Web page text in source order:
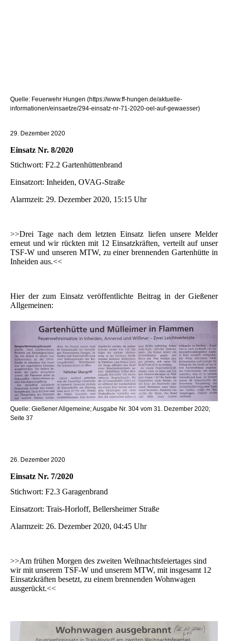
Quelle: Feuerwehr Hungen (https://www.ff-hungen.de/aktuelle-
informationen/einsaetze/294-einsatz-nr-71-2020-oel-auf-gewaesser)
29. Dezember 2020
Einsatz Nr. 8/2020
Stichwort: F2.2 Gartenhüttenbrand
Einsatzort: Inheiden, OVAG-Straße
Alarmzeit: 29. Dezember 2020, 15:15 Uhr
>>Drei Tage nach dem letzten Einsatz liefen unsere Melder
erneut und wir rückten mit 12 Einsatzkräften, verteilt auf unser
TSF-W und unseren MTW, zu einer brennenden Gartenhütte in
Inheiden aus.<<
Hier der zum Einsatz veröffentlichte Beitrag in der Gießener
Allgemeinen:
Quelle: Gießener Allgemeine; Ausgabe Nr. 304 vom 31. Dezember 2020;
Seite 37
26. Dezember 2020
Einsatz Nr. 7/2020
Stichwort: F2.3 Garagenbrand
Einsatzort: Trais-Horloff, Bellersheimer Straße
Alarmzeit: 26. Dezember 2020, 04:45 Uhr
>>Am frühen Morgen des zweiten Weihnachtsfeiertages sind
wir mit unserem TSF-W und unserem MTW, mit insgesamt 12
Einsatzkräften besetzt, zu einem brennenden Wohnwagen
ausgerückt.<<